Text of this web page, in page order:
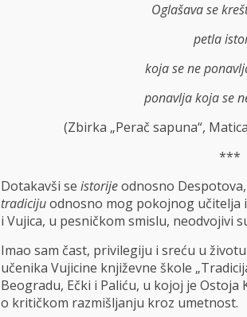
Oglašava se
petla
koja se ne
ponavlja koja se
(Zbirka „Perač sapuna“,
***
Dotakavši se istorijeodnosno
tradicijuodnosno mog pokojnog učitelja
i Vujica, u pesničkom smislu, neodvojivi
Imao sam čast, privilegiju i sreću u
učenika Vujicine književne škole
Beogradu, Ečki i Paliću, u kojoj je Ostoja
o kritičkom razmišljanju kroz umetnost.